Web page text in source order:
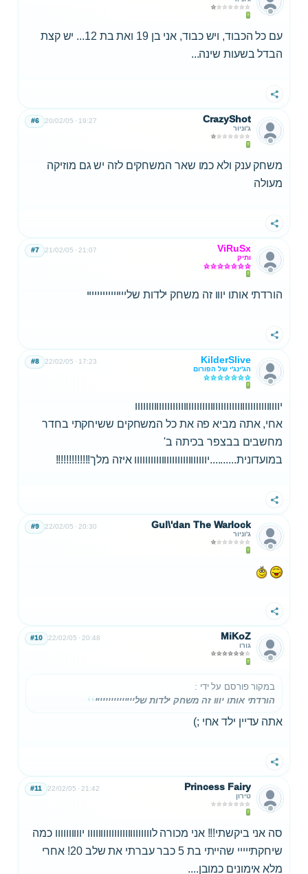
עם כל הכבוד, ויש כבוד, אני בן 19 ואת בת 12... יש קצת
הבדל בשעות שינה...
שתף
CrazyShot
ג'וניור
20/02/05 19:27
#6
משחק ענק ולא כמו שאר המשחקים לזה יש גם מוזיקה
מעולה
שתף
ViRuSx
ותיק
21/02/05 21:07
#7
הורדתי אותו יווו זה משחק ילדות שלייייייייייייייי
שתף
KilderSlive
הג'ינג'י של הפורום
22/02/05 17:23
#8
יוווווווווווווווווווווווווווווווווווווווווווווווווווווו
אחי, אתה מביא פה את כל המשחקים ששיחקתי בחדר
מחשבים בבצפר בכיתה ב'
במועדונית..........יווווווווווווווווווווווווווו איזה מלך!!!!!!!!!!!!!
שתף
Gul\'dan The Warlock
ג'וניור
22/02/05 20:30
#9
שתף
MiKoZ
גורו
22/02/05 20:48
#10
במקור פורסם על ידי :
הורדתי אותו יווו זה משחק ילדות שלייייייייייייייי
אתה עדיין ילד אחי ;)
שתף
Princess Fairy
טירון
22/02/05 21:42
#11
סה אני ביקשתי!!! אני מכורה לוווווווווווווווווווווווו יוווווווווו כמה
שיחקתייייי שהייתי בת 5 כבר עברתי את שלב 20! אחרי
מלא אימונים כמובן....